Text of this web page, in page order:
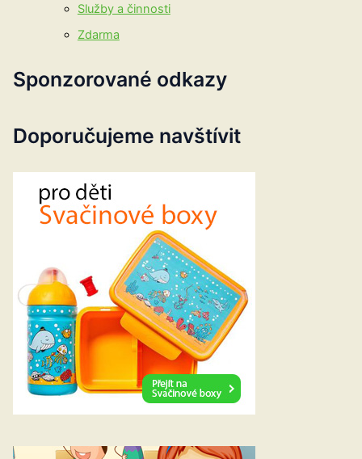
Služby a činnosti
Zdarma
Sponzorované odkazy
Doporučujeme navštívit